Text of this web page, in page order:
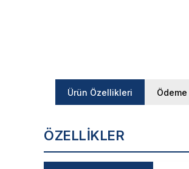
Ürün Özellikleri
ÖZELLIKLER